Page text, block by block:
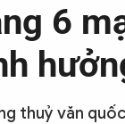
6
thuỷ văn